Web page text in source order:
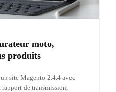
moto,
produits
site Magento 2.4.4 avec
de transmission,